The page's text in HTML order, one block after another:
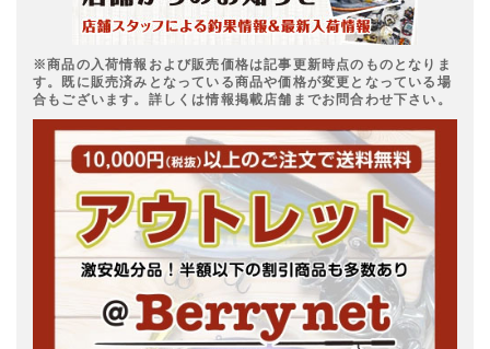
※商品の入荷情報および販売価格は記事更新時点のものとなりま
す。既に販売済みとなっている商品や価格が変更となっている場
合もございます。詳しくは情報掲載店舗までお問合わせ下さい。